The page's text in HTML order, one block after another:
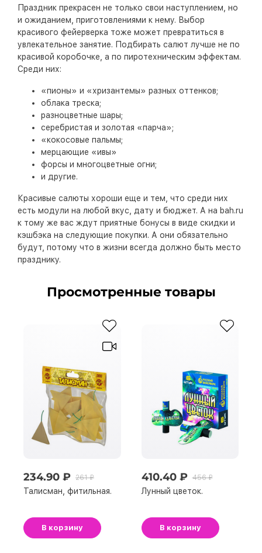
Праздник прекрасен не только свои наступлением, но
и ожиданием, приготовлениями к нему. Выбор
красивого фейерверка тоже может превратиться в
увлекательное занятие. Подбирать салют лучше не по
красивой коробочке, а по пиротехническим эффектам.
Среди них:
«пионы» и «хризантемы» разных оттенков;
облака треска;
разноцветные шары;
серебристая и золотая «парча»;
«кокосовые пальмы;
мерцающие «ивы»
форсы и многоцветные огни;
и другие.
Красивые салюты хороши еще и тем, что среди них
есть модули на любой вкус, дату и бюджет. А на bah.ru
к тому же вас ждут приятные бонусы в виде скидки и
кэшбэка на следующие покупки. А они обязательно
будут, потому что в жизни всегда должно быть место
празднику.
Просмотренные товары
234.90 ₽ 261 ₽
Талисман, фитильная.
В корзину
410.40 ₽ 456 ₽
Лунный цветок.
В корзину